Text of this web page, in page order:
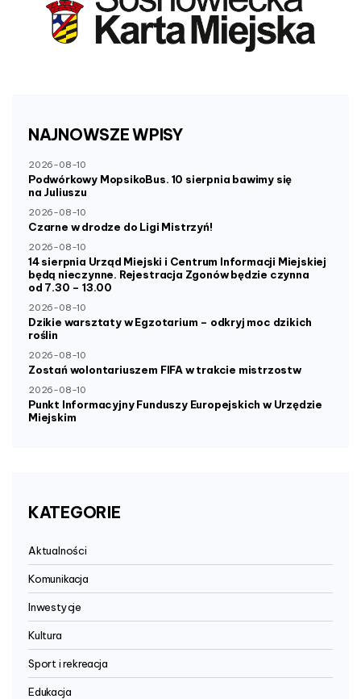
NAJNOWSZEWPISY
2026-08-10
Podwórkowy MopsikoBus. 10 sierpnia bawimy się
na Juliuszu
2026-08-10
Czarne w drodze do Ligi Mistrzyń!
2026-08-10
14 sierpnia Urząd Miejski i Centrum Informacji Miejskiej
będą nieczynne. Rejestracja Zgonów będzie czynna
od 7.30 – 13.00
2026-08-10
Dzikie warsztaty w Egzotarium – odkryj moc dzikich
roślin
2026-08-10
Zostań wolontariuszem FIFA w trakcie mistrzostw
2026-08-10
Punkt Informacyjny Funduszy Europejskich w Urzędzie
Miejskim
KATEGORIE
Aktualności
Komunikacja
Inwestycje
Kultura
Sport i rekreacja
Edukacja